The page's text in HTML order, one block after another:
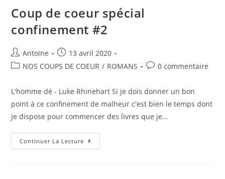
Coup de coeur spécial
confinement #2
Antoine
13 avril 2020
NOS COUPS DE COEUR / ROMANS 0 commentaire
L'homme dé - Luke Rhinehart Si je dois donner un bon
point à ce confinement de malheur c'est bien le temps dont
je dispose pour commencer des livres que je…
Continuer La Lecture